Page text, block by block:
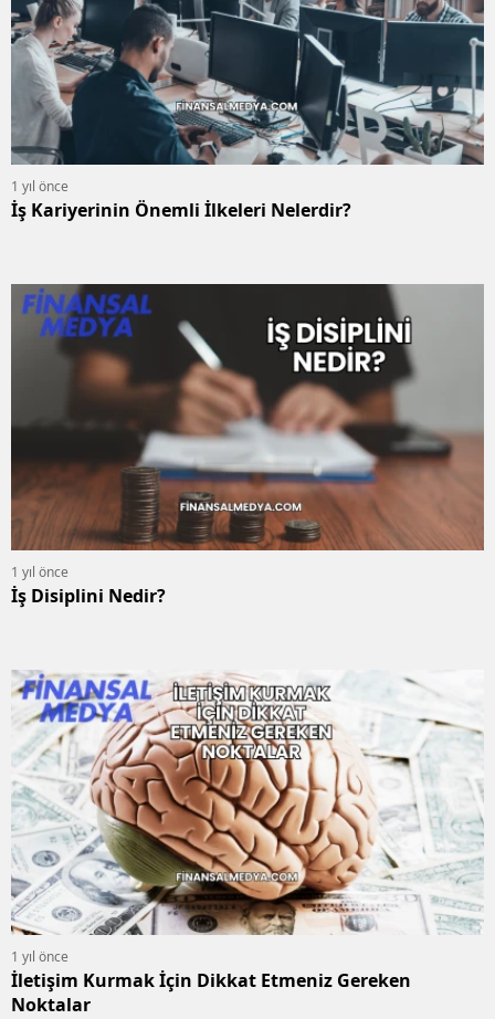
1 yıl önce
İş Kariyerinin Önemli İlkeleri Nelerdir?
1 yıl önce
İş Disiplini Nedir?
1 yıl önce
İletişim Kurmak İçin Dikkat Etmeniz Gereken
Noktalar